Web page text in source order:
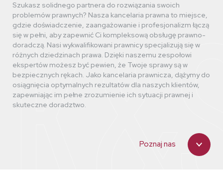
Szukasz solidnego partnera do rozwiązania swoich
problemów prawnych? Nasza kancelaria prawna to miejsce,
gdzie doświadczenie, zaangażowanie i profesjonalizm łączą
się w pełni, aby zapewnić Ci kompleksową obsługę prawno-
doradczą. Nasi wykwalifikowani prawnicy specjalizują się w
różnych dziedzinach prawa. Dzięki naszemu zespołowi
ekspertów możesz być pewien, że Twoje sprawy są w
bezpiecznych rękach. Jako kancelaria prawnicza, dążymy do
osiągnięcia optymalnych rezultatów dla naszych klientów,
zapewniając im pełne zrozumienie ich sytuacji prawnej i
skuteczne doradztwo.
Poznaj nas